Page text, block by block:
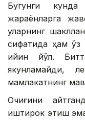
Бугунги кунда
жараёнларга
уларнинг
сифатида ҳам ўз
қийин йўл.
якунламайди,
мамлакатнинг
Очиғини
иштирок этиш